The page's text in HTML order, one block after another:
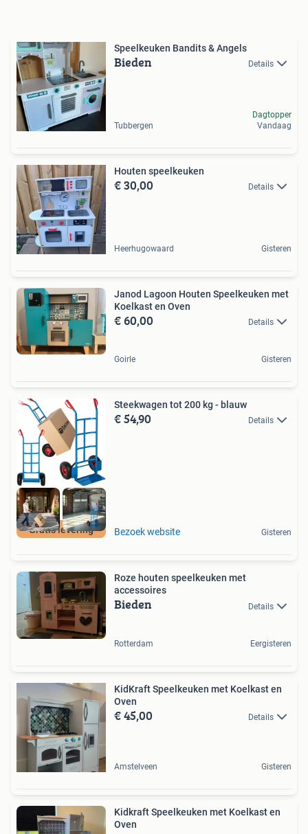
Speelkeuken Bandits & Angels
Bieden Details
Tubbergen
Dagtopper
Vandaag
Houten speelkeuken
€ 30,00 Details
Heerhugowaard Gisteren
Janod Lagoon Houten Speelkeuken met
Koelkast en Oven
€ 60,00 Details
Goirle Gisteren
Gratis levering
Steekwagen tot 200 kg - blauw
€ 54,90 Details
Bezoek website Gisteren
Roze houten speelkeuken met
accessoires
Bieden Details
Rotterdam Eergisteren
KidKraft Speelkeuken met Koelkast en
Oven
€ 45,00 Details
Amstelveen Gisteren
Kidkraft Speelkeuken met Koelkast en
Oven